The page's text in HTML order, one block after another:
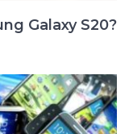
Galaxy S20?